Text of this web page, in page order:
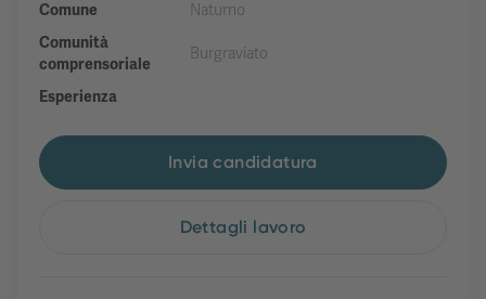
Comune
Naturno
Comunità
comprensoriale
Burgraviato
Esperienza
Invia candidatura
Dettagli lavoro